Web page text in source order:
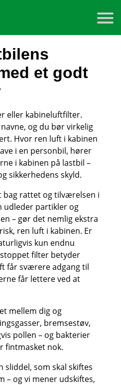
et godt
eller kabineluftfilter.
og du bør virkelig
Hvor ren luft i kabinen
i en personbil, hører
i kabinen på lastbil –
sikkerhedens skyld.
bag rattet og tilværelsen i
udleder partikler og
– gør det nemlig ekstra
ren luft i kabinen. Er
kun endnu
filter betyder
får sværere adgang til
får lettere ved at
mellem dig og
bremsestøv,
pollen – og bakterier
fintmasket nok.
sliddel, som skal skiftes
– og vi mener udskiftes,